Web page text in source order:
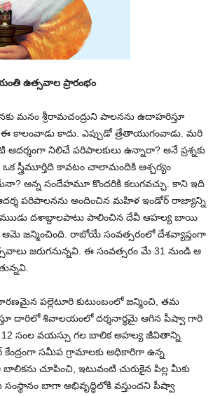
ఉత్సవాల ప్రారంభం
మనం శ్రీరామచంద్రుని పాలనను ఉదాహరిస్తూ
కాదు. ఎప్పుడో త్రేతాయుగంవాడు. మరి
నిలిచే పరిపాలకులు ఉన్నారా? అనే ప్రశ్నకు
స్త్రీమూర్తిది కావటం చాలామందికి ఆశ్చర్యం
అన్న సందేహమూ కొందరికి కలుగవచ్చు. కాని ఇది
ఆదర్శ పరిపాలనను అందించిన మహిళ ఇండోర్ రాజ్యాన్ని
ముుడు దశాబ్దాలపాటు పాలించిన దేవీ ఆహల్య బాయి
జన్మించింది. రాబోయే సంవత్సరంలో దేశవ్యాప్తంగా
జరుగనున్నవి. ఈ సంవత్సరం మే 31 నుండి ఆ
పల్లెటూరి కుటుంబంలో జన్మించి, తమ
దారిలో శివాలయంలో దర్శనార్థమై ఆగిన పీష్వా గారి
12 సంల వయస్సు గల బాలిక అహల్య జీవితాన్ని
కేంద్రంగా సమీప గ్రామాలకు అధికారిగా ఉన్న
చూపించి, ఇటువంటి చురుకైన పిల్ల మీకు
బాగా అభివృద్ధిలోకి వస్తుందని పీష్వా